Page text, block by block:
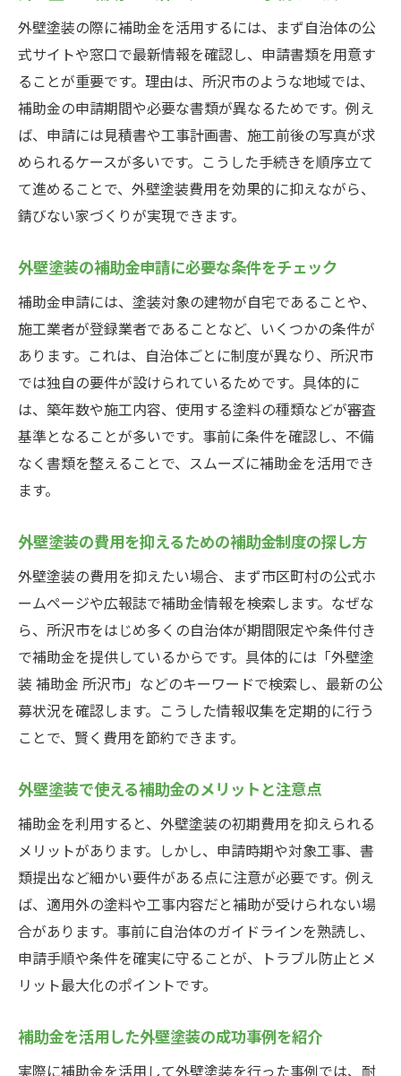
外壁塗装の際に補助金を活用するには、まず自治体の公
式サイトや窓口で最新情報を確認し、申請書類を用意す
ることが重要です。理由は、所沢市のような地域では、
補助金の申請期間や必要な書類が異なるためです。例え
ば、申請には見積書や工事計画書、施工前後の写真が求
められるケースが多いです。こうした手続きを順序立て
て進めることで、外壁塗装費用を効果的に抑えながら、
錆びない家づくりが実現できます。
外壁塗装の補助金申請に必要な条件をチェック
補助金申請には、塗装対象の建物が自宅であることや、
施工業者が登録業者であることなど、いくつかの条件が
あります。これは、自治体ごとに制度が異なり、所沢市
では独自の要件が設けられているためです。具体的に
は、築年数や施工内容、使用する塗料の種類などが審査
基準となることが多いです。事前に条件を確認し、不備
なく書類を整えることで、スムーズに補助金を活用でき
ます。
外壁塗装の費用を抑えるための補助金制度の探し方
外壁塗装の費用を抑えたい場合、まず市区町村の公式ホ
ームページや広報誌で補助金情報を検索します。なぜな
ら、所沢市をはじめ多くの自治体が期間限定や条件付き
で補助金を提供しているからです。具体的には「外壁塗
装 補助金 所沢市」などのキーワードで検索し、最新の公
募状況を確認します。こうした情報収集を定期的に行う
ことで、賢く費用を節約できます。
外壁塗装で使える補助金のメリットと注意点
補助金を利用すると、外壁塗装の初期費用を抑えられる
メリットがあります。しかし、申請時期や対象工事、書
類提出など細かい要件がある点に注意が必要です。例え
ば、適用外の塗料や工事内容だと補助が受けられない場
合があります。事前に自治体のガイドラインを熟読し、
申請手順や条件を確実に守ることが、トラブル防止とメ
リット最大化のポイントです。
補助金を活用した外壁塗装の成功事例を紹介
実際に補助金を活用して外壁塗装を行った事例では、耐